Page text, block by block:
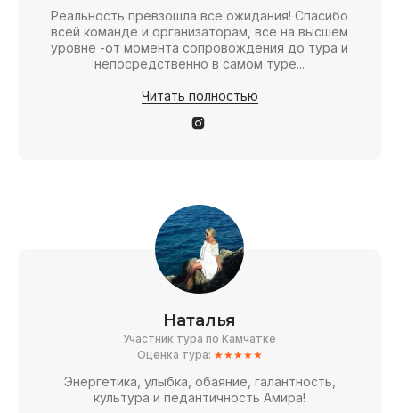
Реальность превзошла все ожидания! Спасибо
всей команде и организаторам, все на высшем
уровне -от момента сопровождения до тура и
непосредственно в самом туре...
Читать полностью
Наталья
Участник тура по Камчатке
Оценка тура: ★★★★★
Энергетика, улыбка, обаяние, галантность,
культура и педантичность Амира!